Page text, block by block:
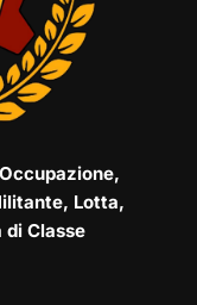
Lotta,
Classe